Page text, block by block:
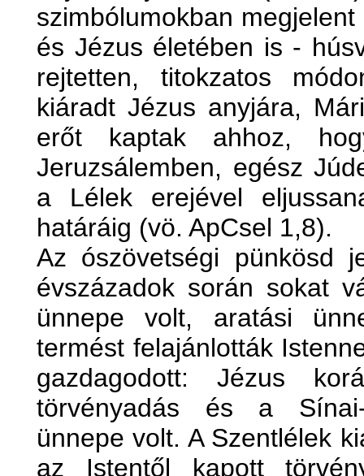
szimbólumokban
és Jézus életében is -
rejtetten, titokzatos
kiáradt Jézus anyjára,
erőt kaptak ahhoz,
Jeruzsálemben, egész
a Lélek erejével
határáig (vö. ApCsel 1,8).
Az ószövetségi pünkösd
évszázadok során sokat
ünnepe volt, aratási
termést felajánlották
gazdagodott: Jézus
törvényadás és a
ünnepe volt. A Szentlélek
az Istentől kapott